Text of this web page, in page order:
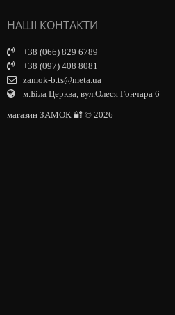
НАШІ КОНТАКТИ
+38 (066) 829 6789
+38 (097) 408 8081
zamok-b.ts@meta.ua
м.Біла Церква, вул.Олеся Гончара 6
магазин ЗАМОК 🔐 © 2026